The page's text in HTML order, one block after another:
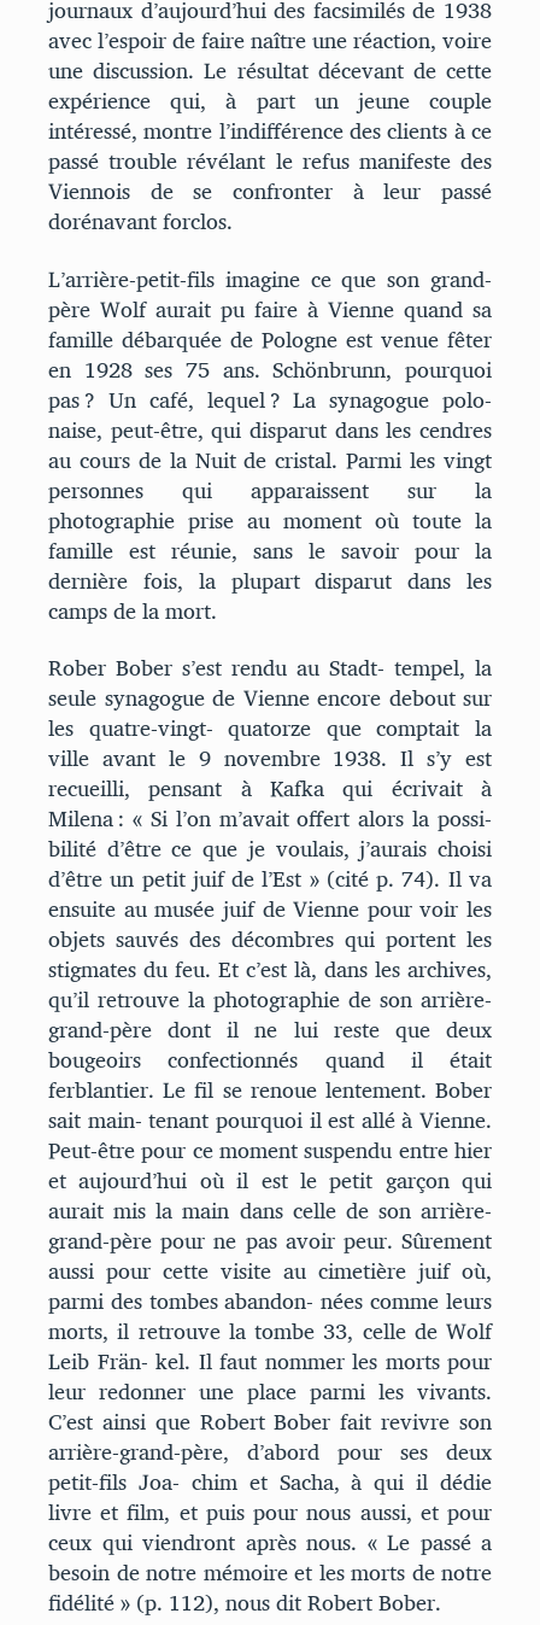
journaux d’aujourd’hui des facsimilés de 1938
avec l’espoir de faire naître une réaction, voire
une discussion. Le résultat décevant de cette
expérience qui, à part un jeune couple
intéressé, montre l’indifférence des clients à ce
passé trouble révélant le refus manifeste des
Viennois de se confronter à leur passé
dorénavant forclos.
L’arrière-petit-fils imagine ce que son grand-
père Wolf aurait pu faire à Vienne quand sa
famille débarquée de Pologne est venue fêter
en 1928 ses 75 ans. Schönbrunn, pourquoi
pas ? Un café, lequel ? La synagogue polo-
naise, peut-être, qui disparut dans les cendres
au cours de la Nuit de cristal. Parmi les vingt
personnes qui apparaissent sur la
photographie prise au moment où toute la
famille est réunie, sans le savoir pour la
dernière fois, la plupart disparut dans les
camps de la mort.
Rober Bober s’est rendu au Stadt- tempel, la
seule synagogue de Vienne encore debout sur
les quatre-vingt- quatorze que comptait la
ville avant le 9 novembre 1938. Il s’y est
recueilli, pensant à Kafka qui écrivait à
Milena : « Si l’on m’avait offert alors la possi-
bilité d’être ce que je voulais, j’aurais choisi
d’être un petit juif de l’Est » (cité p. 74). Il va
ensuite au musée juif de Vienne pour voir les
objets sauvés des décombres qui portent les
stigmates du feu. Et c’est là, dans les archives,
qu’il retrouve la photographie de son arrière-
grand-père dont il ne lui reste que deux
bougeoirs confectionnés quand il était
ferblantier. Le fil se renoue lentement. Bober
sait main- tenant pourquoi il est allé à Vienne.
Peut-être pour ce moment suspendu entre hier
et aujourd’hui où il est le petit garçon qui
aurait mis la main dans celle de son arrière-
grand-père pour ne pas avoir peur. Sûrement
aussi pour cette visite au cimetière juif où,
parmi des tombes abandon- nées comme leurs
morts, il retrouve la tombe 33, celle de Wolf
Leib Frän- kel. Il faut nommer les morts pour
leur redonner une place parmi les vivants.
C’est ainsi que Robert Bober fait revivre son
arrière-grand-père, d’abord pour ses deux
petit-fils Joa- chim et Sacha, à qui il dédie
livre et film, et puis pour nous aussi, et pour
ceux qui viendront après nous. « Le passé a
besoin de notre mémoire et les morts de notre
fidélité » (p. 112), nous dit Robert Bober.